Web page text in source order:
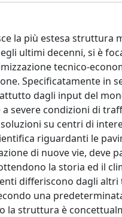
la più estesa struttura
ultimi decenni, si è
tecnico-
Specificatamente in
dagli input del
severe condizioni di
su centri di
riguardanti le
di nuove vie, deve
la storia ed il
differiscono dagli
una
struttura è